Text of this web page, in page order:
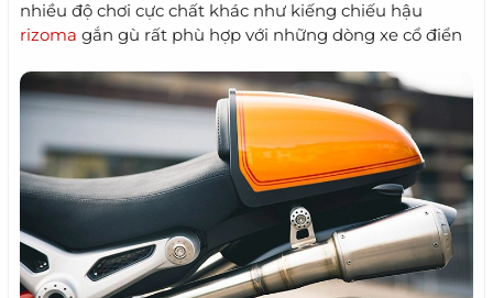
nhiều độ chơi cực chất khác như kiếng chiếu hậu
rizoma gắn gù rất phù hợp với những dòng xe cổ điển